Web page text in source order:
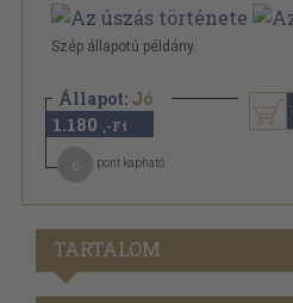
Szép állapotú példány.
Állapot: Jó
1.180 ,-Ft
pont kapható
TARTALOM